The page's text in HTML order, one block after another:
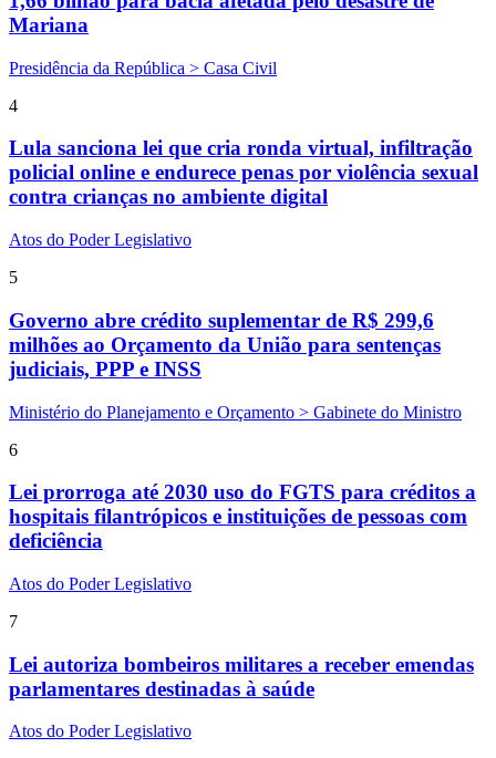
Mariana
Presidência da República > Casa Civil
4
Lula sanciona lei que cria ronda virtual, infiltração
policial online e endurece penas por violência sexual
contra crianças no ambiente digital
Atos do Poder Legislativo
5
Governo abre crédito suplementar de R$ 299,6
milhões ao Orçamento da União para sentenças
judiciais, PPP e INSS
Ministério do Planejamento e Orçamento > Gabinete do Ministro
6
Lei prorroga até 2030 uso do FGTS para créditos a
hospitais filantrópicos e instituições de pessoas com
deficiência
Atos do Poder Legislativo
7
Lei autoriza bombeiros militares a receber emendas
parlamentares destinadas à saúde
Atos do Poder Legislativo